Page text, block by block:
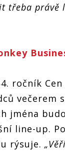
třeba právě
ročník
večerem
jména
line-up.
rýsuje.